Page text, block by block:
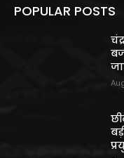
POPULAR POSTS